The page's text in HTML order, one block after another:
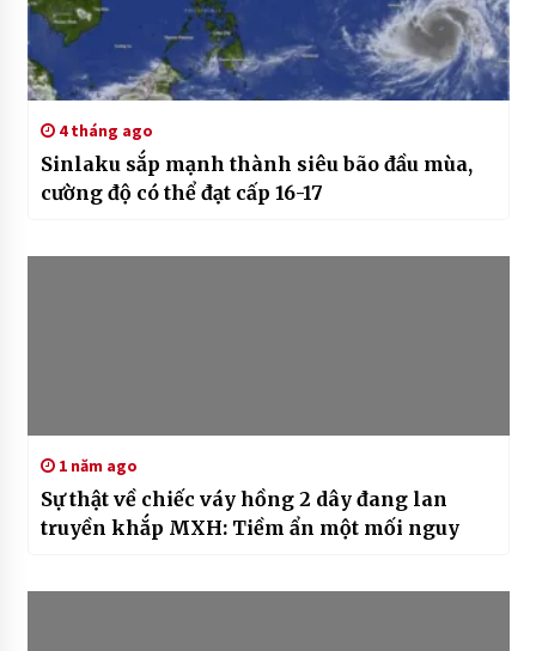
4 tháng ago
Sinlaku sắp mạnh thành siêu bão đầu mùa,
cường độ có thể đạt cấp 16-17
1 năm ago
Sự thật về chiếc váy hồng 2 dây đang lan
truyền khắp MXH: Tiềm ẩn một mối nguy